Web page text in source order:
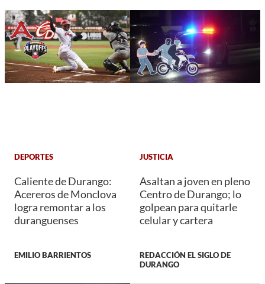
DEPORTES
Caliente de Durango:
Acereros de Monclova
logra remontar a los
duranguenses
EMILIO BARRIENTOS
JUSTICIA
Asaltan a joven en pleno
Centro de Durango; lo
golpean para quitarle
celular y cartera
REDACCIÓN EL SIGLO DE
DURANGO